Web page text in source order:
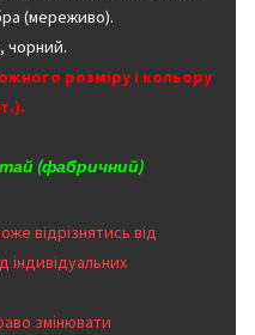
(мереживо).
чорний.
розміру і кольору
(фабричний)
відрізнятись від
індивідуальних
змінювати